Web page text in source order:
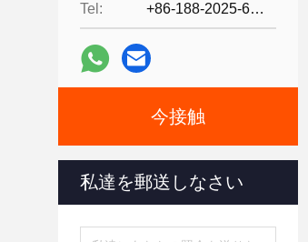
Tel: +86-188-2025-6376
今接触
私達を郵送しなさい